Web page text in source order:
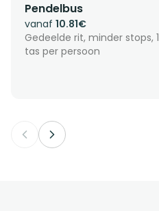
Pendelbus
vanaf 10.81€
Gedeelde rit, minder stops, 1
tas per persoon